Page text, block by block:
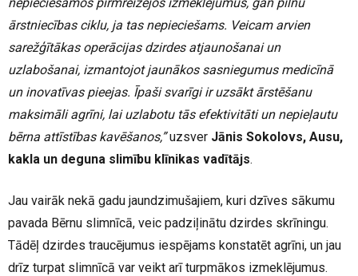
ārstniecības ciklu, ja tas nepieciešams. Veicam arvien
sarežģītākas operācijas dzirdes atjaunošanai un
uzlabošanai, izmantojot jaunākos sasniegumus medicīnā
un inovatīvas pieejas. Īpaši svarīgi ir uzsākt ārstēšanu
maksimāli agrīni, lai uzlabotu tās efektivitāti un nepieļautu
bērna attīstības kavēšanos,”uzsver Jānis Sokolovs, Ausu,
kakla un deguna slimību klīnikas vadītājs.
Jau vairāk nekā gadu jaundzimušajiem, kuri dzīves sākumu
pavada Bērnu slimnīcā, veic padziļinātu dzirdes skrīningu.
Tādēļ dzirdes traucējumus iespējams konstatēt agrīni, un jau
drīz turpat slimnīcā var veikt arī turpmākos izmeklējumus.